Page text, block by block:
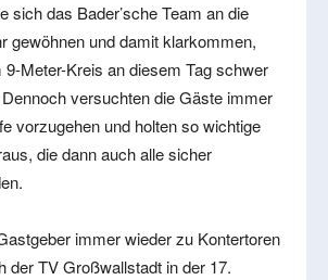
sich das Bader’sche Team an die
gewöhnen und damit klarkommen,
Meter-Kreis an diesem Tag schwer
versuchten die Gäste immer
vorzugehen und holten so wichtige
die dann auch alle sicher
immer wieder zu Kontertoren
der TV Großwallstadt in der 17.